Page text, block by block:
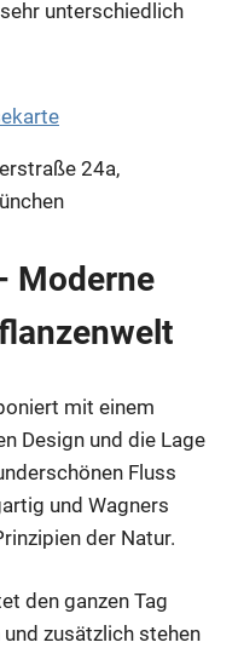
unterschiedlich
24a,
Moderne
mit einem
Design und die Lage
Fluss
und Wagners
der Natur.
den ganzen Tag
zusätzlich stehen